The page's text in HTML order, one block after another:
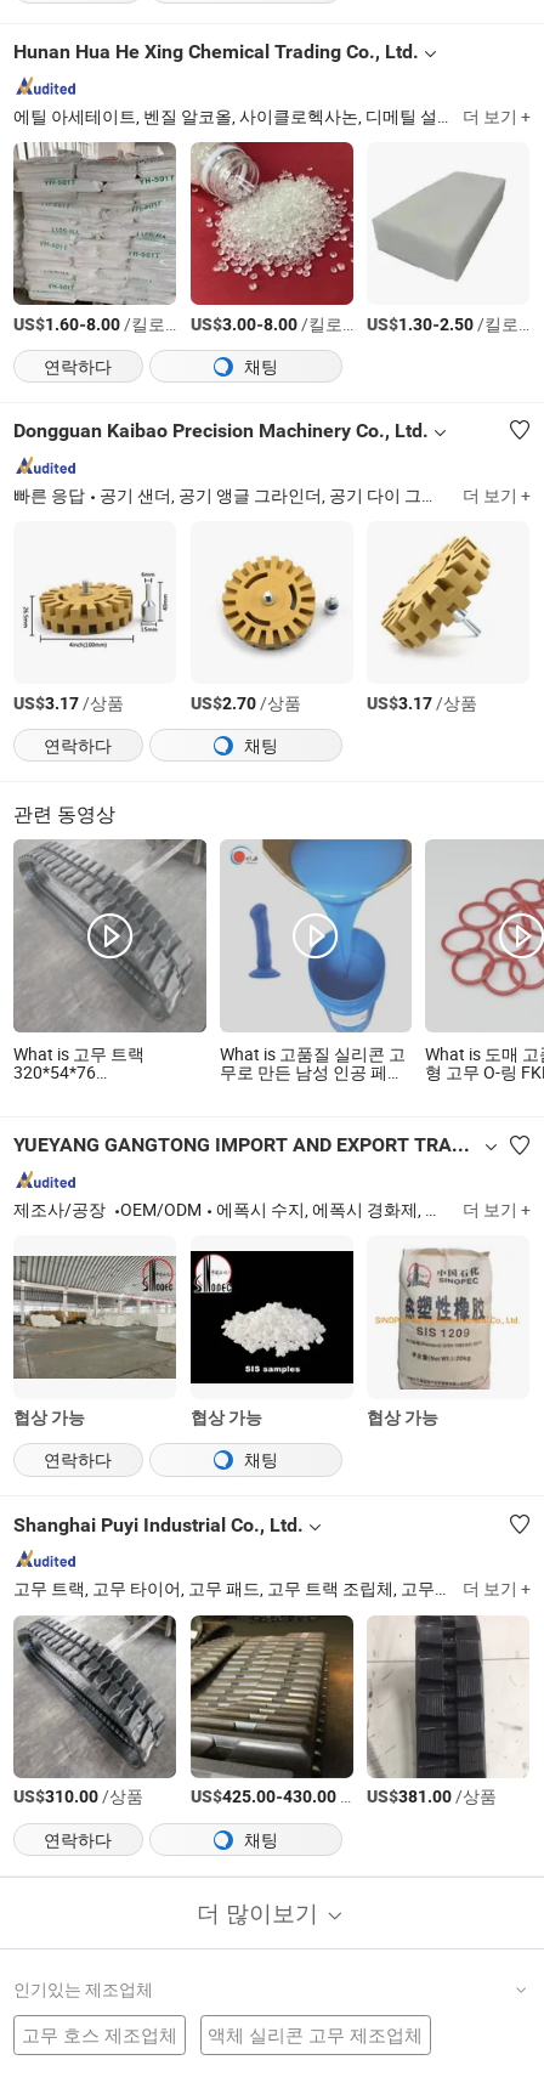
Hunan Hua He Xing Chemical Trading Co., Ltd.
더 보기 +
US$1.60-8.00/킬로그램 US$3.00-8.00/킬로그램 US$1.30-2.50/킬로그램
연락하다
채팅
Dongguan Kaibao Precision Machinery Co., Ltd.
빠른 응답 공기 샌더, 공기 앵글 그라인더, 공기 다이 그라인더, 공기 드라이버, 공기 미니 그라인더, 공기 렌치, 공기 스프레이 건, 공기 리베터, 공기 드릴, 샌딩 패드 및 연마 부품 더 보기 +
US$3.17/상품 US$2.70/상품 US$3.17/상품
연락하다
채팅
관련 동영상
What is 고무 트랙
320*54*76
What is 고품질 실리콘 고
무로 만든 남성 인공 페니
What is 도매
형 고무 O-링
YUEYANG GANGTONG IMPORT AND EXPORT TRADING COMPANY LIMITED
제조사/공장 OEM/ODM 에폭시 수지, 에폭시 경화제, 에폭시 희석제, 열가소성 엘라스토머, SBS SEBS SIS SBR/SSBR SEP/SEPS, 초고점도 나일론 6,High 점도 나일론 6,Medium 점도 나일론 6,Low 점도 나일론 6 더 보기 +
협상 가능 협상 가능
협상 가능
연락하다
채팅
Shanghai Puyi Industrial Co., Ltd.
고무 트랙, 고무 타이어, 고무 패드, 고무 트랙 조립체, 고무 트랙 섀시, 굴착기 고무 트랙, 덤퍼 트랙, 바퀴, 스노모바일 고무 트랙, 스프로켓 더 보기 +
US$310.00/상품 US$425.00-430.00/상품 US$381.00/상품
연락하다
채팅
더 많이보기
인기있는 제조업체
고무 호스 제조업체 액체 실리콘 고무 제조업체